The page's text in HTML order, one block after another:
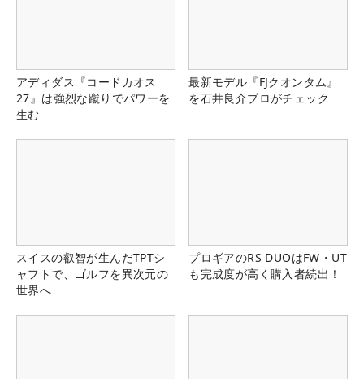
アディダス『コードカオス
27』は強烈な蹴りでパワーを
生む
最新モデル『FJクオンタム』
を石井良介プロがチェック
スイスの叡智が生んだTPTシ
ャフトで、ゴルフを異次元の
世界へ
プロギアのRS DUOはFW・UT
も完成度が高く購入者続出！